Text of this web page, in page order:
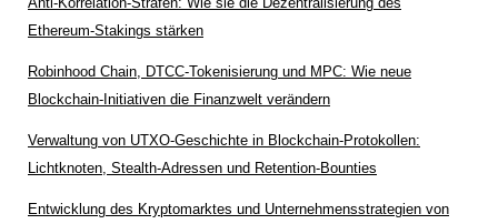
Ethereum-Stakings stärken
Robinhood Chain, DTCC-Tokenisierung und MPC: Wie neue
Blockchain-Initiativen die Finanzwelt verändern
Verwaltung von UTXO-Geschichte in Blockchain-Protokollen:
Lichtknoten, Stealth-Adressen und Retention-Bounties
Entwicklung des Kryptomarktes und Unternehmensstrategien von